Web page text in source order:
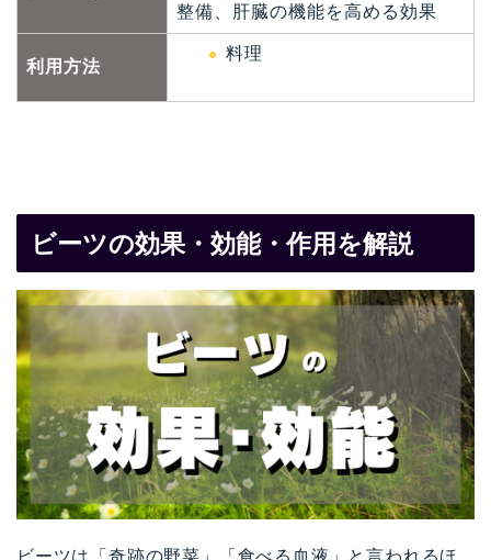
整備、肝臓の機能を高める効果
利用方法
料理
ビーツの効果・効能・作用を解説